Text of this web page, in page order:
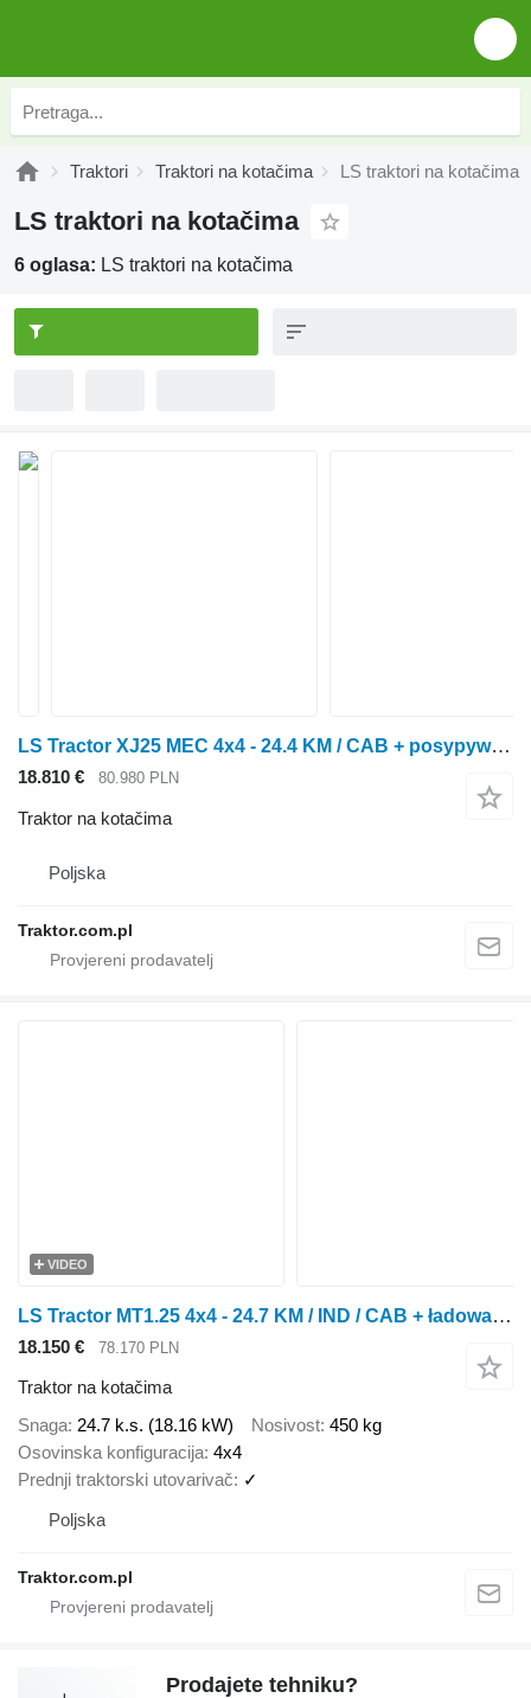
Traktori Traktori na kotačima LS traktori na kotačima
LS traktori na kotačima
6 oglasa: LS traktori na kotačima
LS Tractor XJ25 MEC 4x4 - 24.4 KM / CAB + posypywarka Motyl + pług
18.810 € 80.980 PLN
Traktor na kotačima
Poljska
Traktor.com.pl
VIDEO
LS Tractor MT1.25 4x4 - 24.7 KM / IND / CAB + ładowacz TUR LL1100
18.150 € 78.170 PLN
Traktor na kotačima
Snaga 24.7 k.s. (18.16 kW) Nosivost 450 kg
Osovinska konfiguracija 4x4
Prednji traktorski utovarivač
✓
Poljska
Traktor.com.pl
Prodajete tehniku?